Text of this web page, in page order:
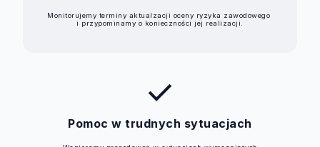
Monitorujemy terminy aktualzacji oceny ryzyka zawodowego
i przypominamy o konieczności jej realizacji.
check
Pomoc w trudnych sytuacjach